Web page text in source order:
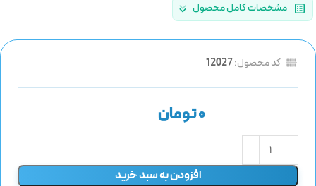
مشخصات کامل محصول
کد محصول:12027
تومان
افزودن به سبد خرید